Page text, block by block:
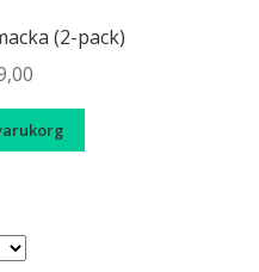
(2-pack)